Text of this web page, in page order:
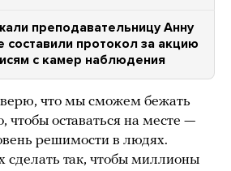
преподавательницу Анну
составили протокол за акцию
с камер наблюдения
верю, что мы сможем бежать
чтобы оставаться на месте —
решимости в людях.
сделать так, чтобы миллионы